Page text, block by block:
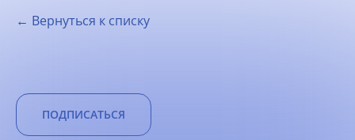
← Вернуться к списку
ПОДПИСАТЬСЯ